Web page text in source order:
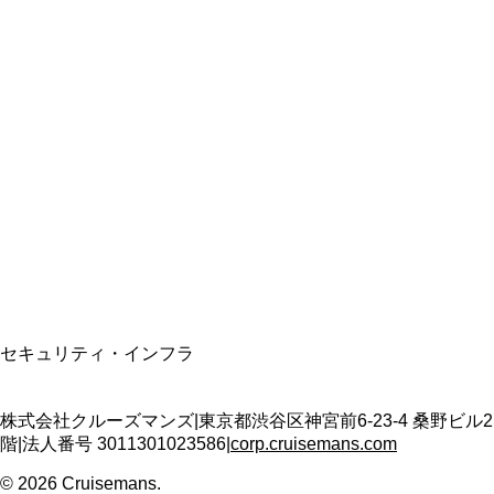
セキュリティ・インフラ
株式会社クルーズマンズ 東京都渋谷区神宮前6-23-4 桑野ビル2
階 法人番号 3011301023586 corp.cruisemans.com
© 2026 Cruisemans.